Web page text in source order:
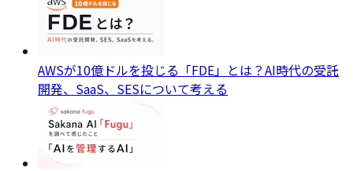
AWSが10億ドルを投じる「FDE」とは？AI時代の受託
開発、SaaS、SESについて考える